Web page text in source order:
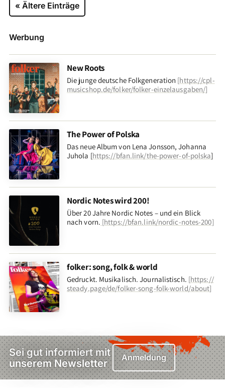
« Ältere Einträge
Werbung
New Roots
Die junge deutsche Folkgeneration [https://cpl-
musicshop.de/folker/folker-einzelausgaben/]
The Power of Polska
Das neue Album von Lena Jonsson, Johanna
Juhola [https://bfan.link/the-power-of-polska]
Nordic Notes wird 200!
Über 20 Jahre Nordic Notes – und ein Blick
nach vorn. [https://bfan.link/nordic-notes-200]
folker: song, folk & world
Gedruckt. Musikalisch. Journalistisch. [https://
steady.page/de/folker-song-folk-world/about]
Sei gut informiert mit
unserem Newsletter
Anmeldung